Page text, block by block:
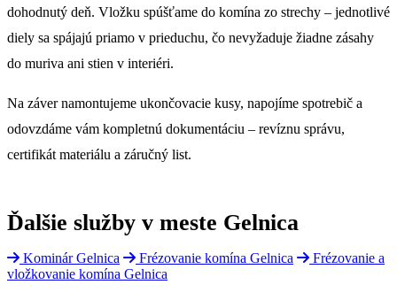
dohodnutý deň. Vložku spúšťame do komína zo strechy – jednotlivé
diely sa spájajú priamo v prieduchu, čo nevyžaduje žiadne zásahy
do muriva ani stien v interiéri.
Na záver namontujeme ukončovacie kusy, napojíme spotrebič a
odovzdáme vám kompletnú dokumentáciu – revíznu správu,
certifikát materiálu a záručný list.
Ďalšie služby v meste Gelnica
Kominár Gelnica Frézovanie komína Gelnica
Frézovanie a
vložkovanie komína Gelnica